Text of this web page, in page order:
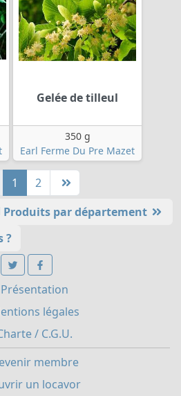
Gelée de tilleul
350 g
Earl Ferme Du Pre Mazet
1
2
Produits par département
?
Présentation
légales
/ C.G.U.
membre
un locavor